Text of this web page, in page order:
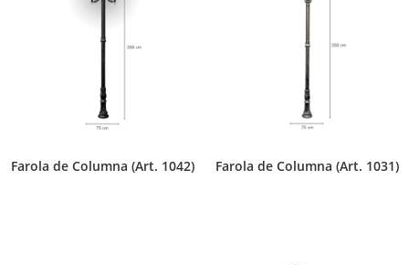
Farola de Columna (Art. 1042) Farola de Columna (Art. 1031)